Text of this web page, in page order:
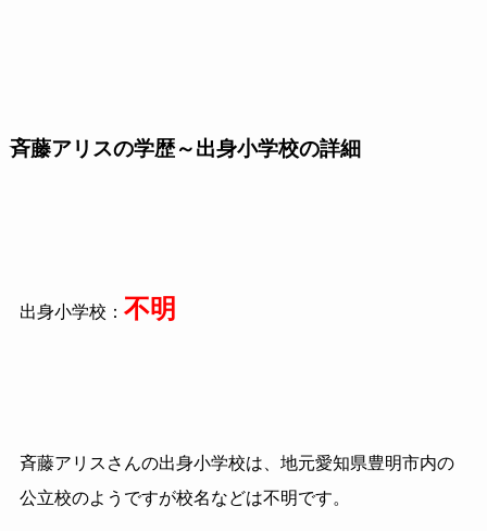
斉藤アリスの学歴～出身小学校の詳細
出身小学校： 不明
斉藤アリスさんの出身小学校は、地元愛知県豊明市内の
公立校のようですが校名などは不明です。